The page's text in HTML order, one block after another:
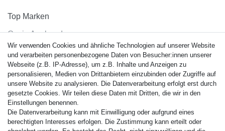
Top Marken
Casio Armband
Festina Armband
Citizen Armband
M. Lacroix Armband
J. Lemans Armband
Uhrenarmbänder - Alle
Sicherheit
Wir verwenden Cookies und ähnliche Technologien auf unserer Website
und verarbeiten personenbezogene Daten von Besucher:innen unserer
Webseite (z.B. IP-Adresse), um z.B. Inhalte und Anzeigen zu
personalisieren, Medien von Drittanbietern einzubinden oder Zugriffe auf
unsere Website zu analysieren. Die Datenverarbeitung erfolgt erst durch
gesetzte Cookies. Wir teilen diese Daten mit Dritten, die wir in den
Einstellungen benennen.
Die Datenverarbeitung kann mit Einwilligung oder aufgrund eines
berechtigten Interesses erfolgen. Die Zustimmung kann erteilt oder